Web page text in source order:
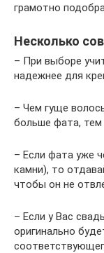
грамотно
Несколько
– При выборе
надежнее для
– Чем гуще
больше фата,
– Если фата уже
камни), то
чтобы он не
– Если у Вас
оригинально